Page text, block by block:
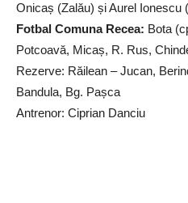
Onicaș (Zalău) și Aurel Ionescu
Fotbal Comuna Recea: Bota
Potcoavă, Micaș, R. Rus,
Rezerve: Răilean – Jucan,
Bandula, Bg. Pașca
Antrenor: Ciprian Danciu